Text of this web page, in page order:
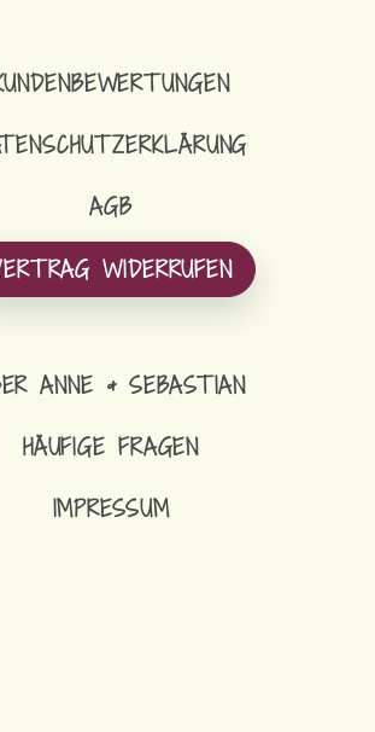
AGB
WIDERRUFEN
ANNE & SEBASTIAN
HÄUFIGE FRAGEN
IMPRESSUM